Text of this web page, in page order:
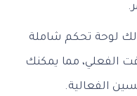
لك لوحة تحكم شاملة
الفعلي، مما يمكنك
الفعالية.